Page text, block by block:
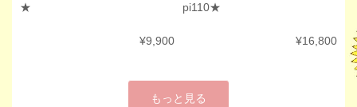
★
¥9,900
pi110★
¥16,800
もっと見る